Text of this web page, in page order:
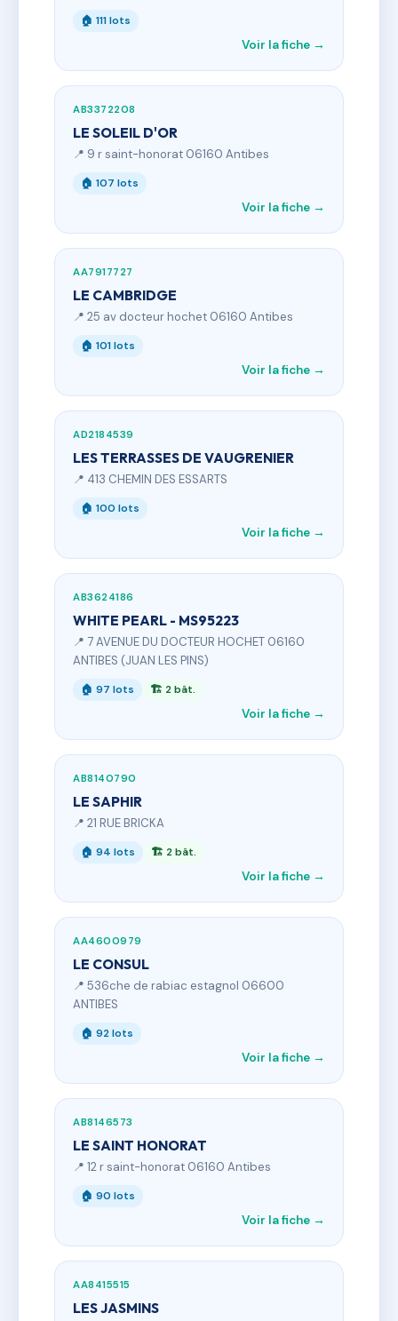
🏠 111 lots
Voir la fiche →
AB3372208
LE SOLEIL D'OR
📍 9 r saint-honorat 06160 Antibes
🏠 107 lots
Voir la fiche →
AA7917727
LE CAMBRIDGE
📍 25 av docteur hochet 06160 Antibes
🏠 101 lots
Voir la fiche →
AD2184539
LES TERRASSES DE VAUGRENIER
📍 413 CHEMIN DES ESSARTS
🏠 100 lots
Voir la fiche →
AB3624186
WHITE PEARL - MS95223
📍 7 AVENUE DU DOCTEUR HOCHET 06160
ANTIBES (JUAN LES PINS)
🏠 97 lots 🏗 2 bât.
Voir la fiche →
AB8140790
LE SAPHIR
📍 21 RUE BRICKA
🏠 94 lots 🏗 2 bât.
Voir la fiche →
AA4600979
LE CONSUL
📍 536che de rabiac estagnol 06600
ANTIBES
🏠 92 lots
Voir la fiche →
AB8146573
LE SAINT HONORAT
📍 12 r saint-honorat 06160 Antibes
🏠 90 lots
Voir la fiche →
AA8415515
LES JASMINS